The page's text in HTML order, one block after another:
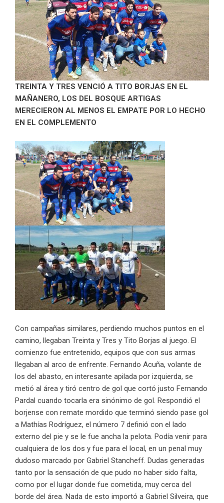
TREINTA Y TRES VENCIÓ A TITO BORJAS EN EL
MAÑANERO, LOS DEL BOSQUE ARTIGAS
MERECIERON AL MENOS EL EMPATE POR LO HECHO
EN EL COMPLEMENTO
Con campañas similares, perdiendo muchos puntos en el
camino, llegaban Treinta y Tres y Tito Borjas al juego. El
comienzo fue entretenido, equipos que con sus armas
llegaban al arco de enfrente. Fernando Acuña, volante de
los del abasto, en interesante apilada por izquierda, se
metió al área y tiró centro de gol que cortó justo Fernando
Pardal cuando tocarla era sinónimo de gol. Respondió el
borjense con remate mordido que terminó siendo pase gol
a Mathías Rodríguez, el número 7 definió con el lado
externo del pie y se le fue ancha la pelota. Podía venir para
cualquiera de los dos y fue para el local, en un penal muy
dudoso marcado por Gabriel Stancheff. Dudas generadas
tanto por la sensación de que pudo no haber sido falta,
como por el lugar donde fue cometida, muy cerca del
borde del área. Nada de esto importó a Gabriel Silveira, que